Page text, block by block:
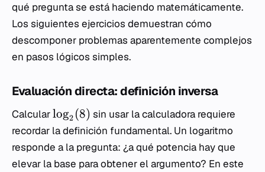
qué pregunta se está haciendo matemáticamente.
Los siguientes ejercicios demuestran cómo
descomponer problemas aparentemente complejos
en pasos lógicos simples.
Evaluación directa: definición inversa
Calcularlog2 (8) sin usar la calculadora requiere
recordar la definición fundamental. Un logaritmo
responde a la pregunta: ¿a qué potencia hay que
elevar la base para obtener el argumento? En este